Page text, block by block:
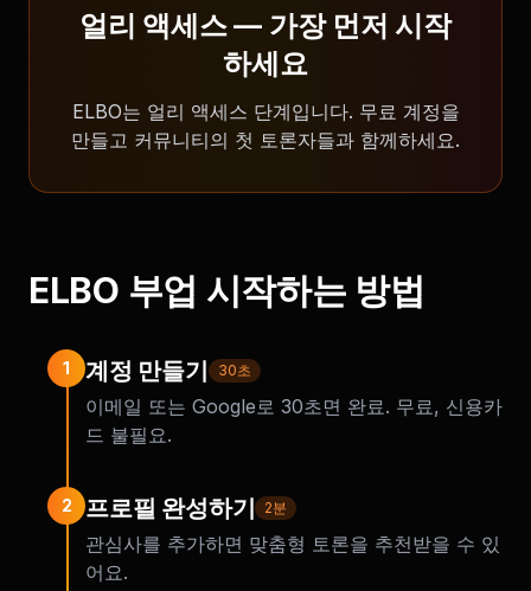
얼리 액세스 — 가장 먼저 시작
하세요
ELBO는 얼리 액세스 단계입니다. 무료 계정을
만들고 커뮤니티의 첫 토론자들과 함께하세요.
ELBO 부업 시작하는 방법
1 계정 만들기 30초
이메일 또는 Google로 30초면 완료. 무료, 신용카
드 불필요.
2 프로필 완성하기 2분
관심사를 추가하면 맞춤형 토론을 추천받을 수 있
어요.